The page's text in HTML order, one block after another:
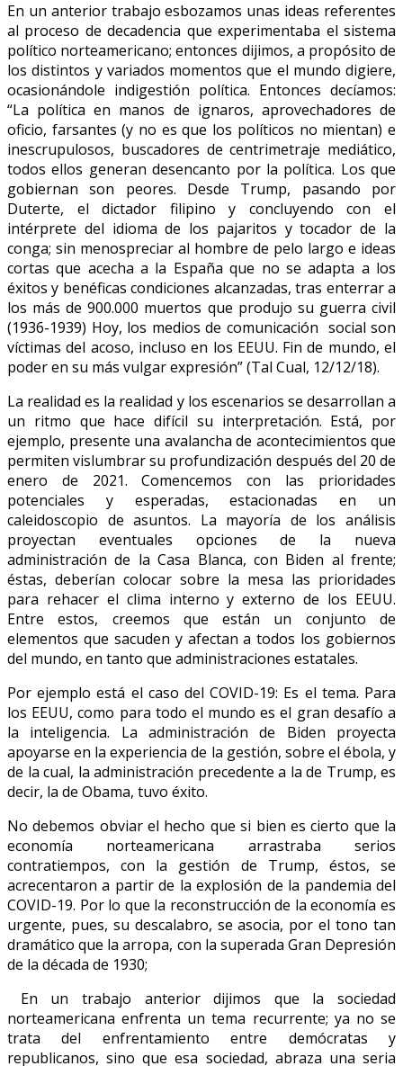
En un anterior trabajo esbozamos unas ideas referentes
al proceso de decadencia que experimentaba el sistema
político norteamericano; entonces dijimos, a propósito de
los distintos y variados momentos que el mundo digiere,
ocasionándole indigestión política. Entonces decíamos:
“La política en manos de ignaros, aprovechadores de
oficio, farsantes (y no es que los políticos no mientan) e
inescrupulosos, buscadores de centrimetraje mediático,
todos ellos generan desencanto por la política. Los que
gobiernan son peores. Desde Trump, pasando por
Duterte, el dictador filipino y concluyendo con el
intérprete del idioma de los pajaritos y tocador de la
conga; sin menospreciar al hombre de pelo largo e ideas
cortas que acecha a la España que no se adapta a los
éxitos y benéficas condiciones alcanzadas, tras enterrar a
los más de 900.000 muertos que produjo su guerra civil
(1936-1939) Hoy, los medios de comunicación social son
víctimas del acoso, incluso en los EEUU. Fin de mundo, el
poder en su más vulgar expresión” (Tal Cual, 12/12/18).
La realidad es la realidad y los escenarios se desarrollan a
un ritmo que hace difícil su interpretación. Está, por
ejemplo, presente una avalancha de acontecimientos que
permiten vislumbrar su profundización después del 20 de
enero de 2021. Comencemos con las prioridades
potenciales y esperadas, estacionadas en un
caleidoscopio de asuntos. La mayoría de los análisis
proyectan eventuales opciones de la nueva
administración de la Casa Blanca, con Biden al frente;
éstas, deberían colocar sobre la mesa las prioridades
para rehacer el clima interno y externo de los EEUU.
Entre estos, creemos que están un conjunto de
elementos que sacuden y afectan a todos los gobiernos
del mundo, en tanto que administraciones estatales.
Por ejemplo está el caso del COVID-19: Es el tema. Para
los EEUU, como para todo el mundo es el gran desafío a
la inteligencia. La administración de Biden proyecta
apoyarse en la experiencia de la gestión, sobre el ébola, y
de la cual, la administración precedente a la de Trump, es
decir, la de Obama, tuvo éxito.
No debemos obviar el hecho que si bien es cierto que la
economía norteamericana arrastraba serios
contratiempos, con la gestión de Trump, éstos, se
acrecentaron a partir de la explosión de la pandemia del
COVID-19. Por lo que la reconstrucción de la economía es
urgente, pues, su descalabro, se asocia, por el tono tan
dramático que la arropa, con la superada Gran Depresión
de la década de 1930;
En un trabajo anterior dijimos que la sociedad
norteamericana enfrenta un tema recurrente; ya no se
trata del enfrentamiento entre demócratas y
republicanos, sino que esa sociedad, abraza una seria